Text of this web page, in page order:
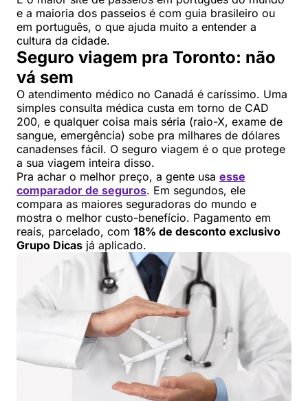
e a maioria dos passeios é com guia brasileiro ou
em português, o que ajuda muito a entender a
cultura da cidade.
Seguro viagem pra Toronto: não
vá sem
O atendimento médico no Canadá é caríssimo. Uma
simples consulta médica custa em torno de CAD
200, e qualquer coisa mais séria (raio-X, exame de
sangue, emergência) sobe pra milhares de dólares
canadenses fácil. O seguro viagem é o que protege
a sua viagem inteira disso.
Pra achar o melhor preço, a gente usa esse
comparador de seguros. Em segundos, ele
compara as maiores seguradoras do mundo e
mostra o melhor custo-benefício. Pagamento em
reais, parcelado, com 18% de desconto exclusivo
Grupo Dicas já aplicado.